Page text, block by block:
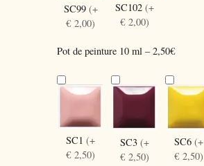
SC99 (+
€ 2,00)
SC102(+
€ 2,00)
Pot de peinture 10 ml – 2,50€
SC1(+
€ 2,50)
SC3(+
€ 2,50)
SC6(+
€ 2,50)